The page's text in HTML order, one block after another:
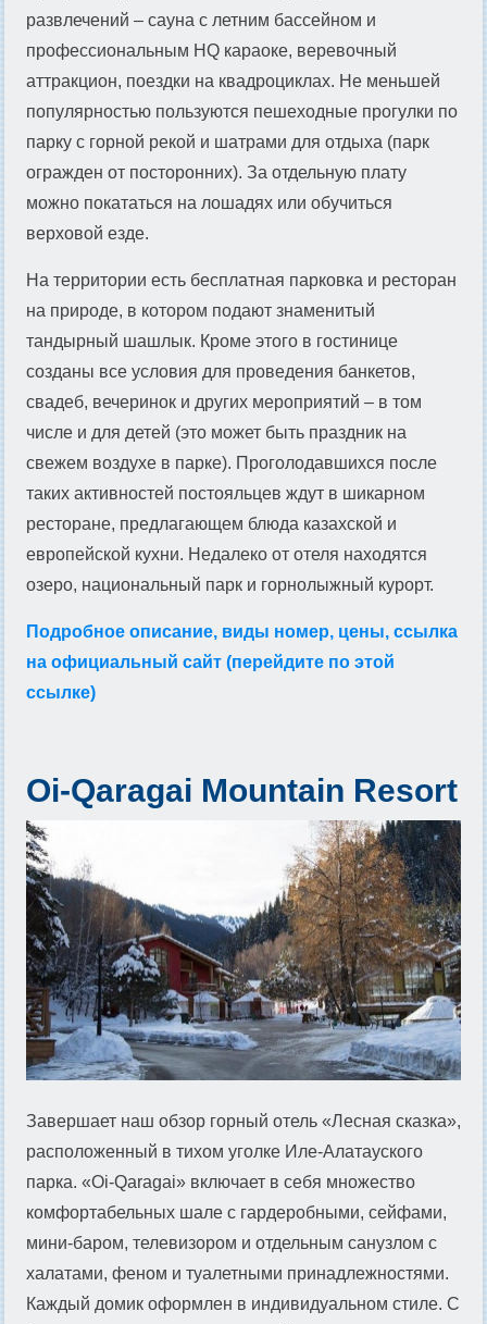
развлечений – сауна с летним бассейном и
профессиональным HQ караоке, веревочный
аттракцион, поездки на квадроциклах. Не меньшей
популярностью пользуются пешеходные прогулки по
парку с горной рекой и шатрами для отдыха (парк
огражден от посторонних). За отдельную плату
можно покататься на лошадях или обучиться
верховой езде.
На территории есть бесплатная парковка и ресторан
на природе, в котором подают знаменитый
тандырный шашлык. Кроме этого в гостинице
созданы все условия для проведения банкетов,
свадеб, вечеринок и других мероприятий – в том
числе и для детей (это может быть праздник на
свежем воздухе в парке). Проголодавшихся после
таких активностей постояльцев ждут в шикарном
ресторане, предлагающем блюда казахской и
европейской кухни. Недалеко от отеля находятся
озеро, национальный парк и горнолыжный курорт.
Подробное описание, виды номер, цены, ссылка
на официальный сайт (перейдите по этой
ссылке)
Oi-Qaragai Mountain Resort
Завершает наш обзор горный отель «Лесная сказка»,
расположенный в тихом уголке Иле-Алатауского
парка. «Oi-Qaragai» включает в себя множество
комфортабельных шале с гардеробными, сейфами,
мини-баром, телевизором и отдельным санузлом с
халатами, феном и туалетными принадлежностями.
Каждый домик оформлен в индивидуальном стиле. С